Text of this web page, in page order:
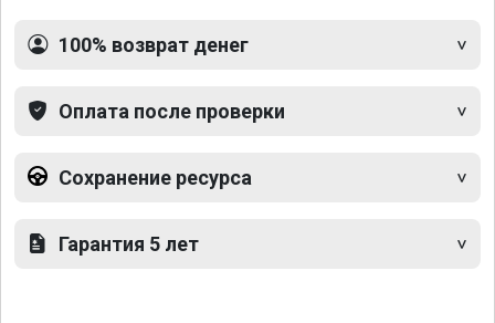
100% возврат денег
Оплата после проверки
Сохранение ресурса
Гарантия 5 лет